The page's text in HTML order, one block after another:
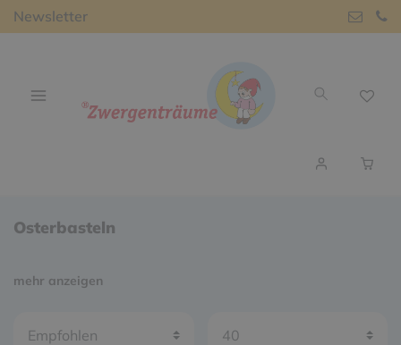
Newsletter
Osterbasteln
mehr anzeigen